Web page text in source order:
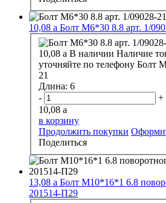
10,08 a Болт М6*30 8.8 арт. 1/
10,08 a В наличии Наличие
уточняйте по телефону Болт М6*30
21
Длина: 6
-
+
10,08 a
в корзину
Продолжить покупки
Поделиться
13,08 a Болт М10*16*1 6.8
201514-П29